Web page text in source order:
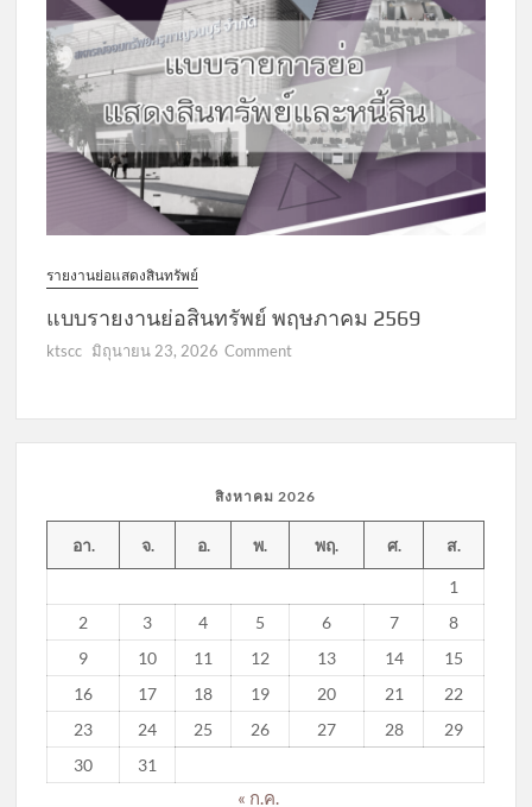
สินทรัพย์
มิถุนายน
2569
รายงานย่อแสดงสินทรัพย์
แบบรายงานย่อสินทรัพย์ พฤษภาคม 2569
ktscc มิถุนายน 23, 2026 Commenton
2569
สิงหาคม 2026
อา. จ. อ. พ. พฤ. ศ. ส.
1
2
3 4 5 6 7
8
9
10 11 12 13 14
15
16
17 18 19 20 21
22
23
24 25 26 27 28
29
30
31
« ก.ค.